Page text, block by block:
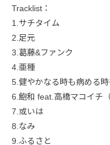
Tracklist：
1.サチタイム
2.足元
3.葛藤&ファンク
4.亜種
5.健やかなる時も病める時
6.飽和 feat.高橋マコイチ
7.或いは
8.なみ
9.ふるさと